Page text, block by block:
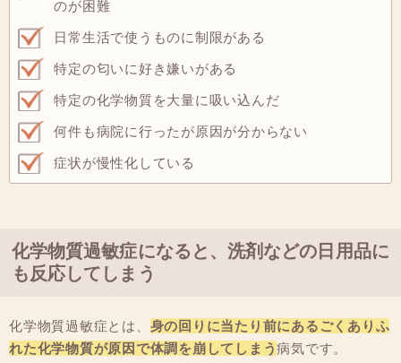
のが困難
日常生活で使うものに制限がある
特定の匂いに好き嫌いがある
特定の化学物質を大量に吸い込んだ
何件も病院に行ったが原因が分からない
症状が慢性化している
化学物質過敏症になると、洗剤などの日用品に
も反応してしまう
化学物質過敏症とは、 身の回りに当たり前にあるごくありふ
れた化学物質が原因で体調を崩してしまう病気です。